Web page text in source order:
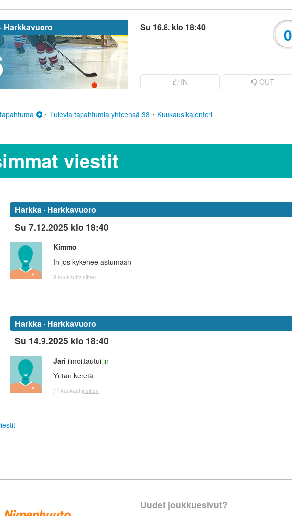
Harkkavuoro 0
Su 16.8. klo 18:40
IN OUT
Tulevia tapahtumia yhteensä 38 Kuukausikalenteri
viestit
Harkka · Harkkavuoro
Su 7.12.2025 klo 18:40
Kimmo
In jos kykenee astumaan
8 kuukautta sitten
Harkka · Harkkavuoro
Su 14.9.2025 klo 18:40
Jari ilmoittautui in
Yritän keretä
11 kuukautta sitten
Uudet joukkuesivut?